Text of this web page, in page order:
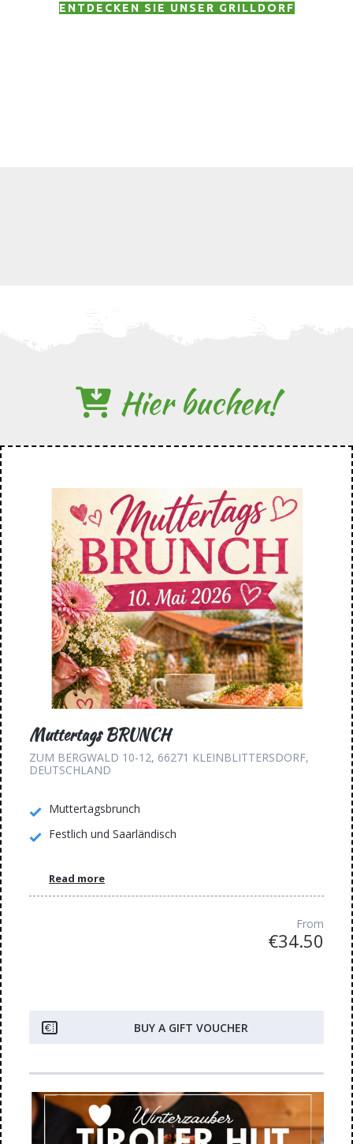
ENTDECKEN SIE UNSER GRILLDORF
Hier buchen!
Muttertags BRUNCH
ZUM BERGWALD 10-12, 66271 KLEINBLITTERSDORF,
DEUTSCHLAND
Muttertagsbrunch
Festlich und Saarländisch
Read more
From
€34.50
BUY A GIFT VOUCHER